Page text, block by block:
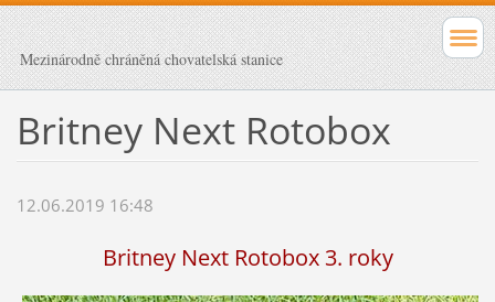
Mezinárodně chráněná chovatelská stanice
Britney Next Rotobox
12.06.2019 16:48
Britney Next Rotobox 3. roky